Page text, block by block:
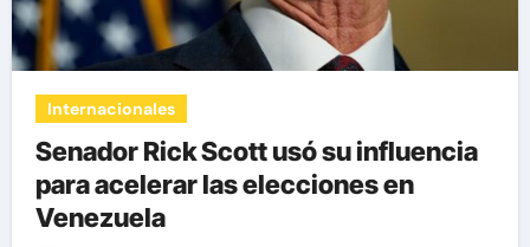
Internacionales
Senador Rick Scott usó su influencia
para acelerar las elecciones en
Venezuela